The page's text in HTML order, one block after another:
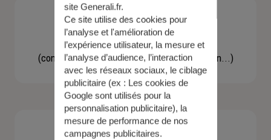
Demande d'information
(concernant une actualité, une réglementation...)
site Generali.fr.
Ce site utilise des cookies pour
l’analyse et l'amélioration de
l’expérience utilisateur, la mesure et
l’analyse d’audience, l’interaction
avec les réseaux sociaux, le ciblage
publicitaire (ex : Les cookies de
Google sont utilisés pour la
personnalisation publicitaire), la
mesure de performance de nos
campagnes publicitaires.